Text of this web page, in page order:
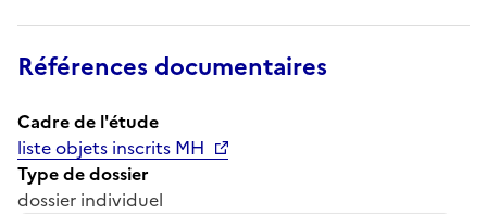
Références documentaires
Cadre de l'étude
liste objets inscrits MH
Type de dossier
dossier individuel